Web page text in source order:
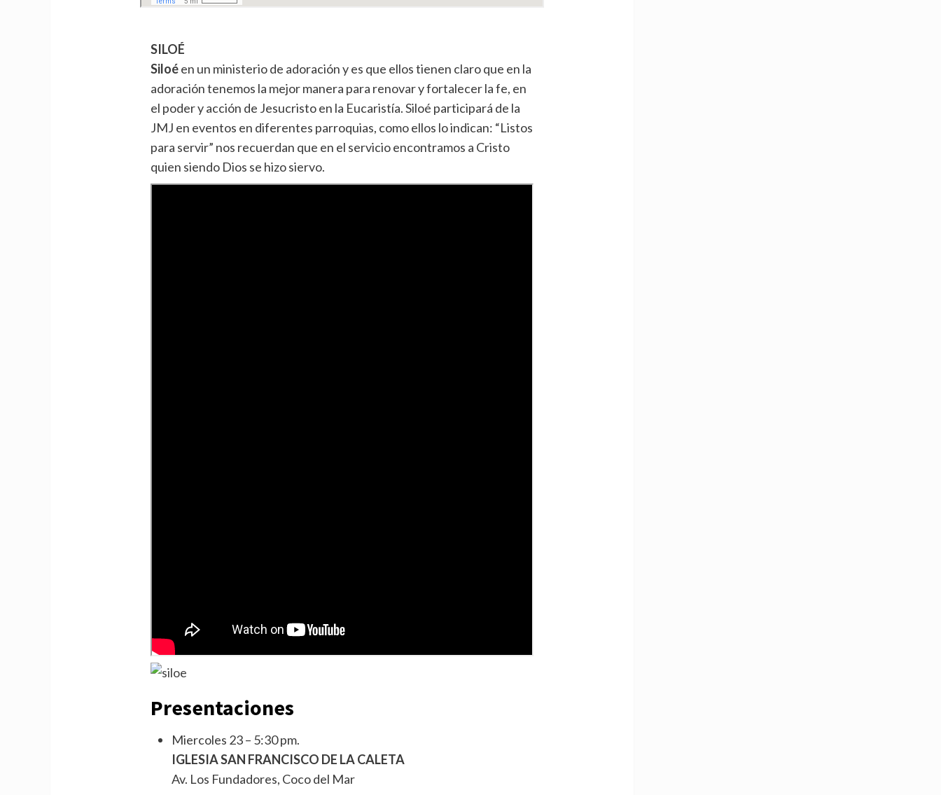
SILOÉ
Siloéen un ministerio de adoración y es que ellos tienen claro que en la
adoración tenemos la mejor manera para renovar y fortalecer la fe, en
el poder y acción de Jesucristo en la Eucaristía. Siloé participará de la
JMJ en eventos en diferentes parroquias, como ellos lo indican: “Listos
para servir” nos recuerdan que en el servicio encontramos a Cristo
quien siendo Dios se hizo siervo.
Presentaciones
Miercoles 23 – 5:30 pm.
IGLESIA SAN FRANCISCO DE LA CALETA
Av. Los Fundadores, Coco del Mar